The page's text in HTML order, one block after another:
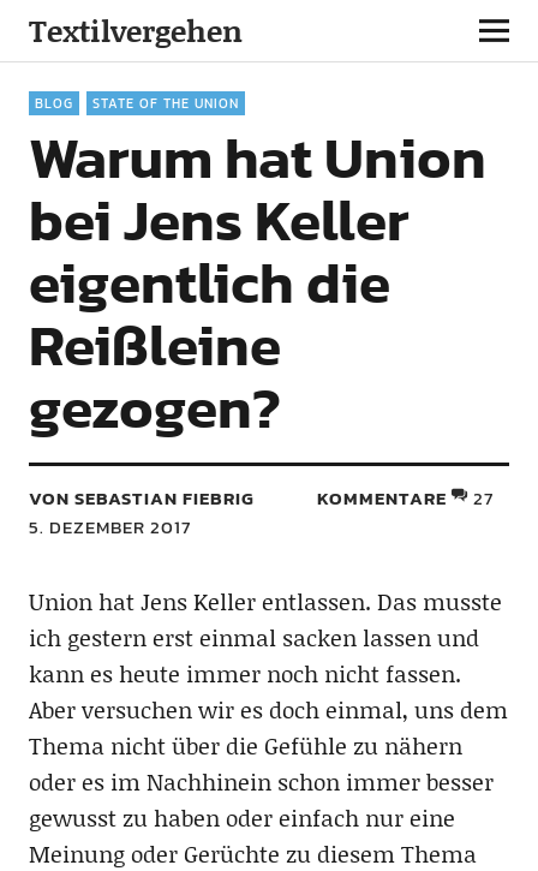
Textilvergehen
BLOG STATE OF THE UNION
Warum hat Union
bei Jens Keller
eigentlich die
Reißleine
gezogen?
VON SEBASTIAN FIEBRIG
5. DEZEMBER 2017
KOMMENTARE 27
Union hat Jens Keller entlassen. Das musste
ich gestern erst einmal sacken lassen und
kann es heute immer noch nicht fassen.
Aber versuchen wir es doch einmal, uns dem
Thema nicht über die Gefühle zu nähern
oder es im Nachhinein schon immer besser
gewusst zu haben oder einfach nur eine
Meinung oder Gerüchte zu diesem Thema